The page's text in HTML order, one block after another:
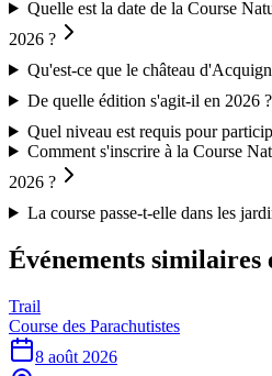
Quelle est la date de la Course
2026 ?
Qu'est-ce que le château
De quelle édition s'agit-il en 2026 ?
Quel niveau est requis pour
Comment s'inscrire à la Course
2026 ?
La course passe-t-elle dans les
Événements similaires
Trail
Course des Parachutistes
8 août 2026